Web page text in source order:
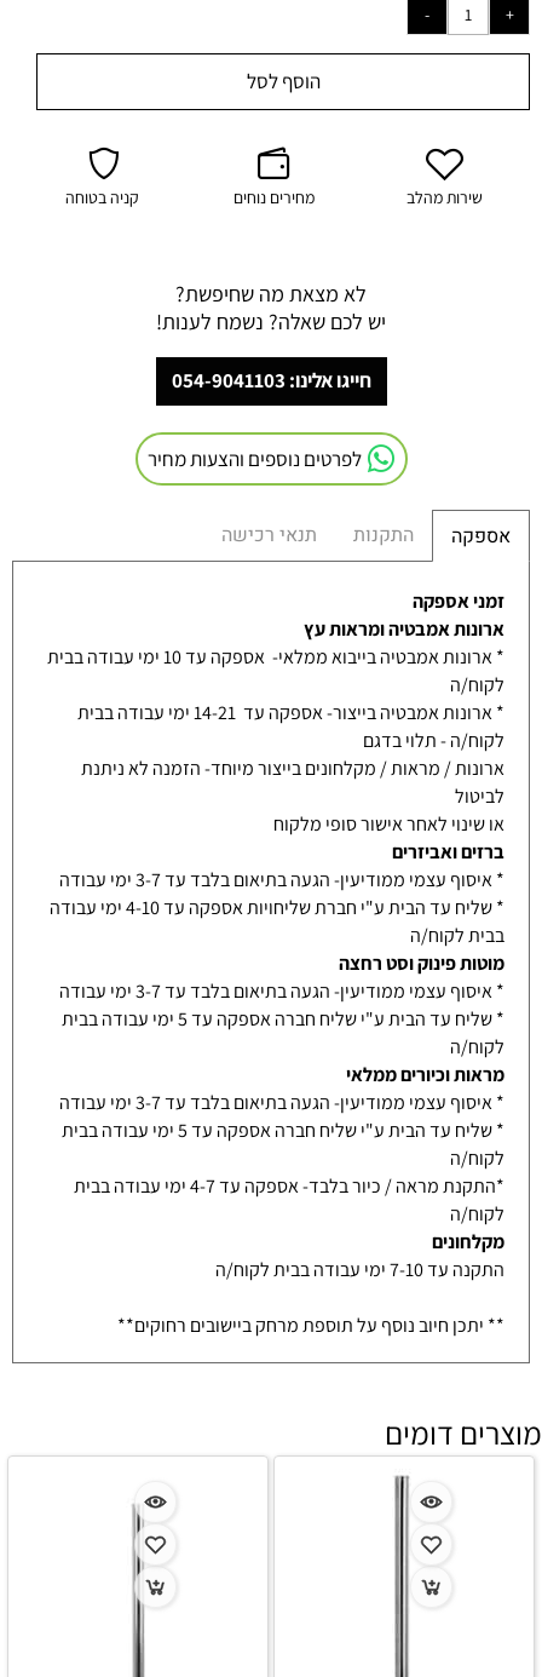
הוסף לסל
שירות מהלב מחירים נוחים קניה בטוחה
לא מצאת מה שחיפשת?
יש לכם שאלה? נשמח לענות!
חייגו אלינו: 054-9041103
לפרטים נוספים והצעות מחיר
אספקה התקנות תנאי רכישה
זמני אספקה
ארונות אמבטיה ומראות עץ
* ארונות אמבטיה בייבוא ממלאי- אספקה עד 10 ימי עבודה בבית
לקוח/ה
* ארונות אמבטיה בייצור- אספקה עד 14-21 ימי עבודה בבית
לקוח/ה - תלוי בדגם
ארונות / מראות / מקלחונים בייצור מיוחד- הזמנה לא ניתנת
לביטול
או שינוי לאחר אישור סופי מלקוח
ברזים ואביזרים
* איסוף עצמי ממודיעין- הגעה בתיאום בלבד עד 3-7 ימי עבודה
* שליח עד הבית ע"י חברת שליחויות אספקה עד 4-10 ימי עבודה
בבית לקוח/ה
מוטות פינוק וסט רחצה
* איסוף עצמי ממודיעין- הגעה בתיאום בלבד עד 3-7 ימי עבודה
* שליח עד הבית ע"י שליח חברה אספקה עד 5 ימי עבודה בבית
לקוח/ה
מראות וכיורים ממלאי
* איסוף עצמי ממודיעין- הגעה בתיאום בלבד עד 3-7 ימי עבודה
* שליח עד הבית ע"י שליח חברה אספקה עד 5 ימי עבודה בבית
לקוח/ה
*התקנת מראה / כיור בלבד- אספקה עד 4-7 ימי עבודה בבית
לקוח/ה
מקלחונים
התקנה עד 7-10 ימי עבודה בבית לקוח/ה
** יתכן חיוב נוסף על תוספת מרחק ביישובים רחוקים**
מוצרים דומים